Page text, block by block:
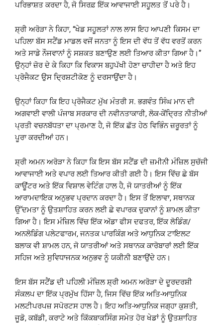
ਪਰਿਭਾਸ਼ਤ ਕਰਦਾ ਹੈ, ਜੋ ਸਿਰਫ਼ ਇੱਕ ਆਵਾਜਾਈ ਸਹੂਲਤ ਤੋਂ ਪਰੇ ਹੈ।
ਸ਼੍ਰੀ ਅਰੋੜਾ ਨੇ ਕਿਹਾ, “ਖੇਡ ਸਹੂਲਤਾਂ ਨਾਲ ਲਾਸ ਇਹ ਆਪਣੀ ਕਿਸਮ ਦਾ
ਪਹਿਲਾ ਬੱਸ ਸਟੈਂਡ ਮਾਡਲ ਵਜੋਂ ਜਨਤਾ ਨੂੰ ਇਸ ਦੀ ਵੱਧ ਤੋਂ ਵੱਧ ਵਰਤੋਂ ਕਰਨ
ਅਤੇ ਸਾਡੇ ਨੌਜਵਾਨਾਂ ਨੂੰ ਸਸ਼ਕਤ ਬਣਾਉਣ ਲਈ ਤਿਆਰ ਕੀਤਾ ਗਿਆ ਹੈ।”
ਉਨ੍ਹਾਂ ਜ਼ੋਰ ਦੇ ਕੇ ਕਿਹਾ ਕਿ ਵਿਕਾਸ ਬਹੁਪੱਖੀ ਹੋਣਾ ਚਾਹੀਦਾ ਹੈ ਅਤੇ ਇਹ
ਪ੍ਰੋਜੈਕਟ ਉਸ ਦ੍ਰਿਸ਼ਟੀਕੋਣ ਨੂੰ ਦਰਸਾਉਂਦਾ ਹੈ।
ਉਨ੍ਹਾਂ ਕਿਹਾ ਕਿ ਇਹ ਪ੍ਰੋਜੈਕਟ ਮੁੱਖ ਮੰਤਰੀ ਸ. ਭਗਵੰਤ ਸਿੰਘ ਮਾਨ ਦੀ
ਅਗਵਾਈ ਵਾਲੀ ਪੰਜਾਬ ਸਰਕਾਰ ਦੀ ਨਵੀਨਤਾਕਾਰੀ, ਲੋਕ-ਕੇਂਦ੍ਰਿਤ ਨੀਤੀਆਂ
ਪ੍ਰਤੀ ਵਚਨਬੱਧਤਾ ਦਾ ਪ੍ਰਮਾਣ ਹੈ, ਜੋ ਇੱਕ ਛੱਤ ਹੇਠ ਵਿਭਿੰਨ ਜ਼ਰੂਰਤਾਂ ਨੂੰ
ਪੂਰਾ ਕਰਦੀਆਂ ਹਨ।
ਸ਼੍ਰੀ ਅਮਨ ਅਰੋੜਾ ਨੇ ਕਿਹਾ ਕਿ ਇਸ ਬੱਸ ਸਟੈਂਡ ਦੀ ਜ਼ਮੀਨੀ ਮੰਜ਼ਿਲ ਸੁਚੱਜੀ
ਆਵਾਜਾਈ ਅਤੇ ਵਪਾਰ ਲਈ ਤਿਆਰ ਕੀਤੀ ਗਈ ਹੈ। ਇਸ ਵਿੱਚ ਛੇ ਬੱਸ
ਕਾਊਂਟਰ ਅਤੇ ਇੱਕ ਵਿਸ਼ਾਲ ਵੇਟਿੰਗ ਹਾਲ ਹੈ, ਜੋ ਯਾਤਰੀਆਂ ਨੂੰ ਇੱਕ
ਆਰਾਮਦਾਇਕ ਅਨੁਭਵ ਪ੍ਰਦਾਨ ਕਰਦਾ ਹੈ। ਇਸ ਤੋਂ ਇਲਾਵਾ, ਸਥਾਨਕ
ਉੱਦਮਤਾ ਨੂੰ ਉਤਸ਼ਾਹਿਤ ਕਰਨ ਲਈ ਛੇ ਵਪਾਰਕ ਦੁਕਾਨਾਂ ਨੂੰ ਸ਼ਾਮਲ ਕੀਤਾ
ਗਿਆ ਹੈ। ਇਸ ਮੰਜ਼ਿਲ ਵਿੱਚ ਇੱਕ ਅੱਡਾ ਫੀਸ ਦਫਤਰ, ਇੱਕ ਲੋਡਿੰਗ/
ਅਨਲੋਡਿੰਗ ਪਲੇਟਫਾਰਮ, ਜਨਤਕ ਪਾਰਕਿੰਗ ਅਤੇ ਆਧੁਨਿਕ ਟਾਇਲਟ
ਬਲਾਕ ਵੀ ਸ਼ਾਮਲ ਹਨ, ਜੋ ਯਾਤਰੀਆਂ ਅਤੇ ਸਥਾਨਕ ਕਾਰੋਬਾਰਾਂ ਲਈ ਇੱਕ
ਸਹਿਜ ਅਤੇ ਸੁਵਿਧਾਜਨਕ ਅਨੁਭਵ ਨੂੰ ਯਕੀਨੀ ਬਣਾਉਂਦੇ ਹਨ।
ਇਸ ਬੱਸ ਸਟੈਂਡ ਦੀ ਪਹਿਲੀ ਮੰਜ਼ਿਲ ਸ਼੍ਰੀ ਅਮਨ ਅਰੋੜਾ ਦੇ ਦੂਰਦਰਸ਼ੀ
ਸੰਕਲਪ ਦਾ ਇੱਕ ਪ੍ਰਮੁੱਖ ਹਿੱਸਾ ਹੈ, ਜਿਸ ਵਿੱਚ ਇੱਕ ਅਤਿ-ਆਧੁਨਿਕ
ਮਲਟੀਪਰਪਜ਼ ਸਪੋਰਟਸ ਹਾਲ ਹੈ। ਇਹ ਅਤਿ-ਆਧੁਨਿਕ ਜਗ੍ਹਾ ਕੁਸ਼ਤੀ,
ਜੂਡੋ, ਕਬੱਡੀ, ਕਰਾਟੇ ਅਤੇ ਕਿੱਕਬਾਕਸਿੰਗ ਸਮੇਤ ਹੋਰ ਖੇਡਾਂ ਨੂੰ ਉਤਸ਼ਾਹਿਤ